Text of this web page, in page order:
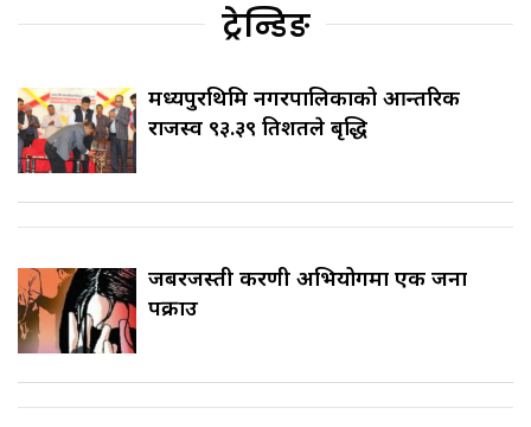
ट्रेन्डिङ
मध्यपुरथिमि नगरपालिकाको आन्तरिक
राजस्व ९३.३९ प्रतिशतले बृद्धि
जबरजस्ती करणी अभियोगमा एक जना
पक्राउ